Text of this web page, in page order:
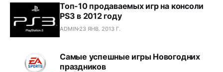
Топ-10 продаваемых игр на консоли
PS3 в 2012 году
ADMIN 23 ЯНВ. 2013 Г.
Самые успешные игры Новогодних
праздников